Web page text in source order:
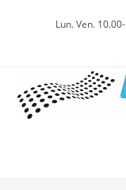
Lun. Ven.